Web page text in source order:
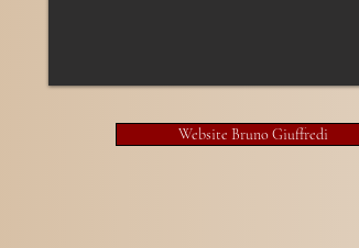
Website Bruno Giuffredi